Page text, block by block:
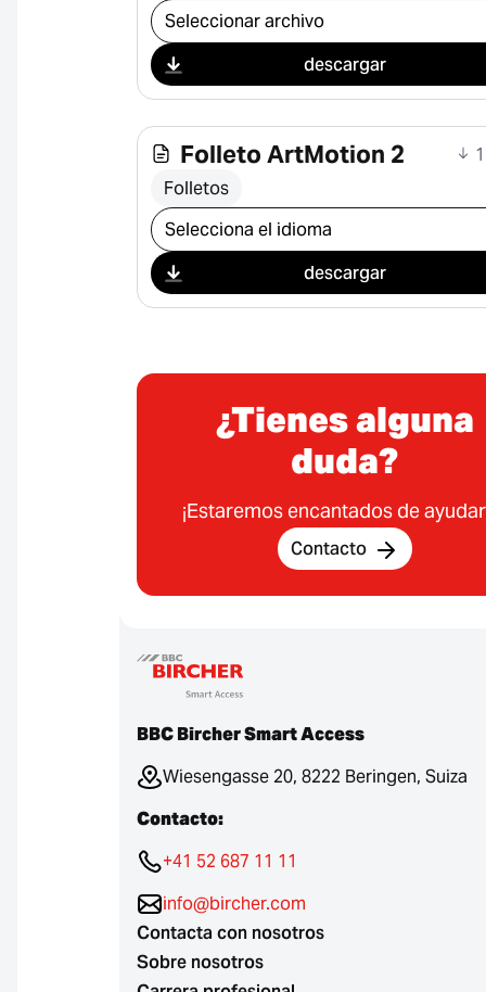
Seleccionar descarga
descargar
Folleto ArtMotion 2
Folletos
Seleccionar descarga
descargar
¿Tienes alguna
duda?
¡Estaremos encantados de
Contacto
BBC Bircher Smart Access
Wiesengasse 20, 8222 Beringen, Suiza
Contacto:
+41 52 687 11 11
info@bircher.com
Contacta con nosotros
Sobre nosotros